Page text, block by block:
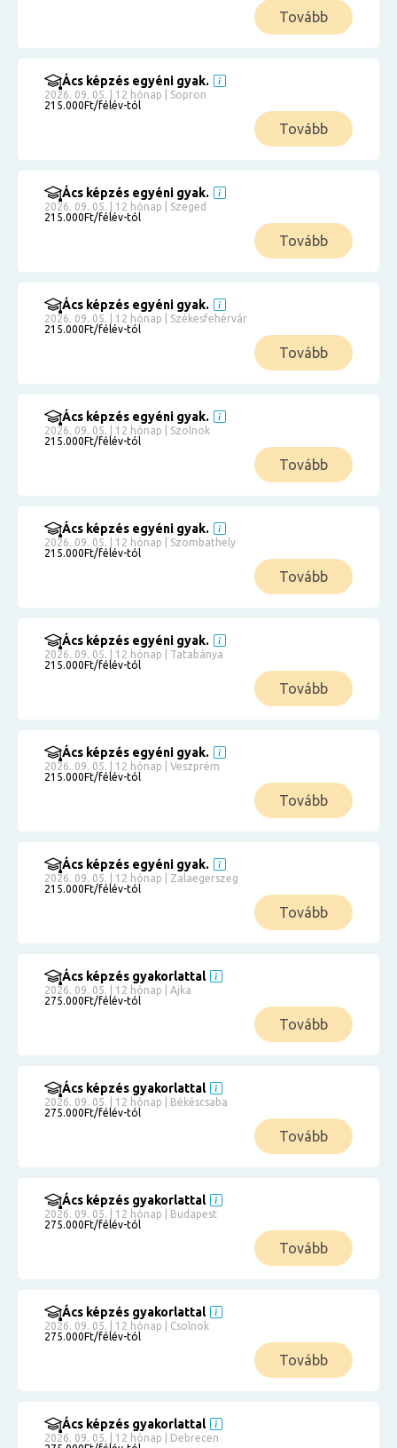
Tovább
Ács képzés egyéni gyak.
2026. 09. 05. | 12 hónap | Sopron
215.000Ft/félév-tól
Tovább
Ács képzés egyéni gyak.
2026. 09. 05. | 12 hónap | Szeged
215.000Ft/félév-tól
Tovább
Ács képzés egyéni gyak.
2026. 09. 05. | 12 hónap | Székesfehérvár
215.000Ft/félév-tól
Tovább
Ács képzés egyéni gyak.
2026. 09. 05. | 12 hónap | Szolnok
215.000Ft/félév-tól
Tovább
Ács képzés egyéni gyak.
2026. 09. 05. | 12 hónap | Szombathely
215.000Ft/félév-tól
Tovább
Ács képzés egyéni gyak.
2026. 09. 05. | 12 hónap | Tatabánya
215.000Ft/félév-tól
Tovább
Ács képzés egyéni gyak.
2026. 09. 05. | 12 hónap | Veszprém
215.000Ft/félév-tól
Tovább
Ács képzés egyéni gyak.
2026. 09. 05. | 12 hónap | Zalaegerszeg
215.000Ft/félév-tól
Tovább
Ács képzés gyakorlattal
2026. 09. 05. | 12 hónap | Ajka
275.000Ft/félév-tól
Tovább
Ács képzés gyakorlattal
2026. 09. 05. | 12 hónap | Békéscsaba
275.000Ft/félév-tól
Tovább
Ács képzés gyakorlattal
2026. 09. 05. | 12 hónap | Budapest
275.000Ft/félév-tól
Tovább
Ács képzés gyakorlattal
2026. 09. 05. | 12 hónap | Csolnok
275.000Ft/félév-tól
Tovább
Ács képzés gyakorlattal
2026. 09. 05. | 12 hónap | Debrecen